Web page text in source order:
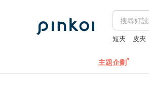
短夾 皮夾
主題企劃